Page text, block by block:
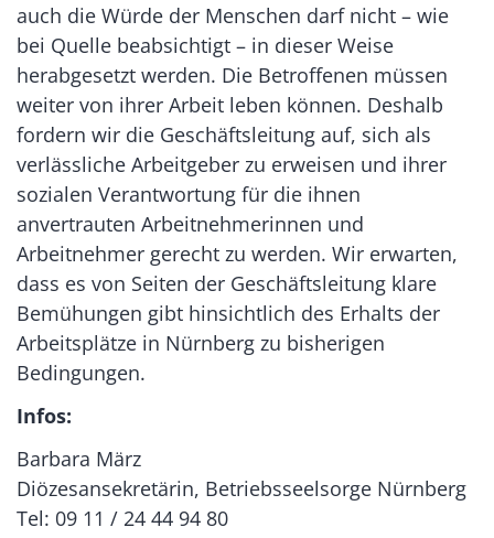
auch die Würde der Menschen darf nicht – wie
bei Quelle beabsichtigt – in dieser Weise
herabgesetzt werden. Die Betroffenen müssen
weiter von ihrer Arbeit leben können. Deshalb
fordern wir die Geschäftsleitung auf, sich als
verlässliche Arbeitgeber zu erweisen und ihrer
sozialen Verantwortung für die ihnen
anvertrauten Arbeitnehmerinnen und
Arbeitnehmer gerecht zu werden. Wir erwarten,
dass es von Seiten der Geschäftsleitung klare
Bemühungen gibt hinsichtlich des Erhalts der
Arbeitsplätze in Nürnberg zu bisherigen
Bedingungen.
Infos:
Barbara März
Diözesansekretärin, Betriebsseelsorge Nürnberg
Tel: 09 11 / 24 44 94 80